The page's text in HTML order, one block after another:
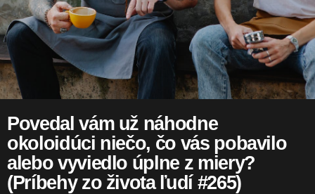
Povedal vám už náhodne
okoloidúci niečo, čo vás pobavilo
alebo vyviedlo úplne z miery?
(Príbehy zo života ľudí #265)